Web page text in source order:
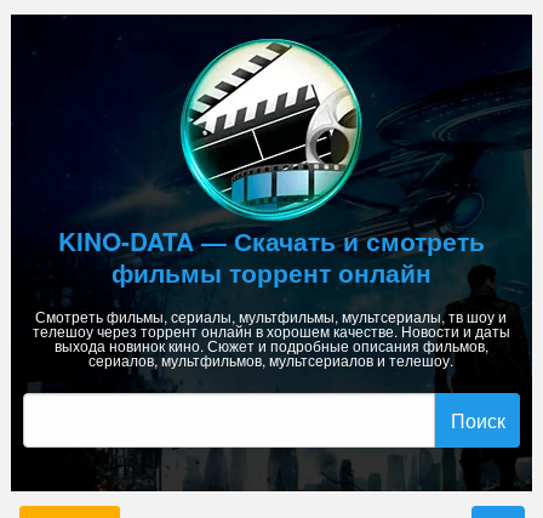
Skip
KINO-DATA — Скачать и смотреть
фильмы торрент онлайн
Смотреть фильмы, сериалы, мультфильмы, мультсериалы, тв шоу и
телешоу через торрент онлайн в хорошем качестве. Новости и даты
выхода новинок кино. Сюжет и подробные описания фильмов,
сериалов, мультфильмов, мультсериалов и телешоу.